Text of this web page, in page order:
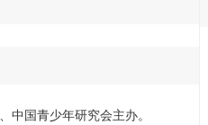
中国青少年研究会主办。